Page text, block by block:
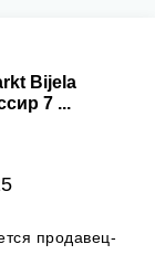
Bijela
7 ...
продавец-